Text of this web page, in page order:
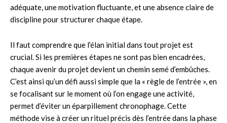
adéquate, une motivation fluctuante, et une absence claire de
discipline pour structurer chaque étape.
Il faut comprendre que l’élan initial dans tout projet est
crucial. Si les premières étapes ne sont pas bien encadrées,
chaque avenir du projet devient un chemin semé d’embûches.
C’est ainsi qu’un défi aussi simple que la « règle de l’entrée », en
se focalisant sur le moment où l’on engage une activité,
permet d’éviter un éparpillement chronophage. Cette
méthode vise à créer un rituel précis dès l’entrée dans la phase